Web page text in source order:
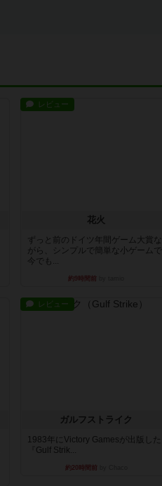
レビュー
花火
ずっと前のドイツ年間ゲーム大賞な
がら、シンプルで簡単な小ゲームで
今でも...
約9時間前
レビュー
ガルフストライク
1983年にVictory Gamesが出版した
『Gulf Strik...
約20時間前